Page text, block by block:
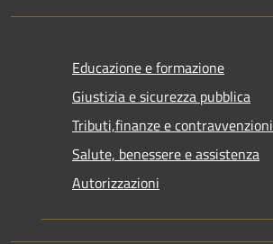
Educazione e formazione
Giustizia e sicurezza pubblica
Tributi,finanze e contravvenzioni
Salute, benessere e assistenza
Autorizzazioni